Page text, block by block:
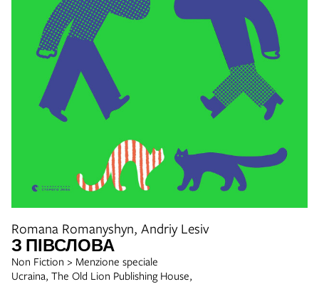
Romana Romanyshyn, Andriy Lesiv
З ПІВСЛОВА
Non Fiction > Menzione speciale
Ucraina, The Old Lion Publishing House,